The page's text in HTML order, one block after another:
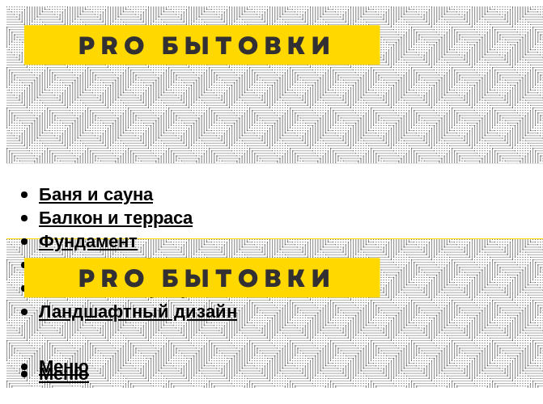
Баня и сауна
Балкон и терраса
Фундамент
Ворота и забор
Дизайн интерьера
Ландшафтный дизайн
Меню
Меню